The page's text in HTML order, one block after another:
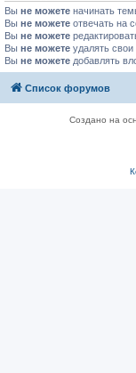
Вы не можете начинать
Вы не можете отвечать на
Вы не можете
Вы не можете удалять
Вы не можете добавлять
Список форумов
Создано на